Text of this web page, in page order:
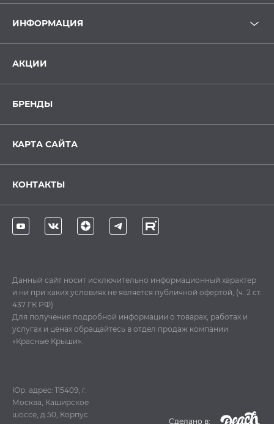
ИНФОРМАЦИЯ
АКЦИИ
БРЕНДЫ
КАРТА САЙТА
КОНТАКТЫ
Данный сайт носит исключительно информационный характер
и ни при каких условиях не является публичной офертой, (ч. 2 ст.
437 ГК РФ)
Для получения подробной информации о товарах, работах и
услугах и ценах обращайтесь в отдел продаж компании
«Красные Крыши».
Юр. адрес: 115409, г.
Москва, Каширское
шоссе, д.50, Корпус
Cделано в: